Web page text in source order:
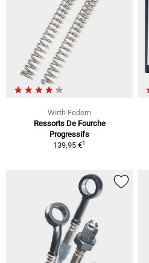
Wirth Federn
Ressorts De Fourche
Progressifs
139,95 €1